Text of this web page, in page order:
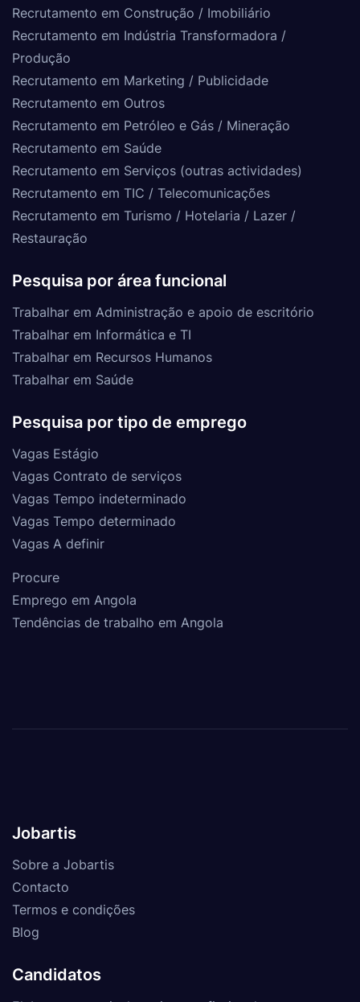
Recrutamento em Construção / Imobiliário
Recrutamento em Indústria Transformadora /
Produção
Recrutamento em Marketing / Publicidade
Recrutamento em Outros
Recrutamento em Petróleo e Gás / Mineração
Recrutamento em Saúde
Recrutamento em Serviços (outras actividades)
Recrutamento em TIC / Telecomunicações
Recrutamento em Turismo / Hotelaria / Lazer /
Restauração
Pesquisa por área funcional
Trabalhar em Administração e apoio de escritório
Trabalhar em Informática e TI
Trabalhar em Recursos Humanos
Trabalhar em Saúde
Pesquisa por tipo de emprego
Vagas Estágio
Vagas Contrato de serviços
Vagas Tempo indeterminado
Vagas Tempo determinado
Vagas A definir
Procure
Emprego em Angola
Tendências de trabalho em Angola
Jobartis
Sobre a Jobartis
Contacto
Termos e condições
Blog
Candidatos